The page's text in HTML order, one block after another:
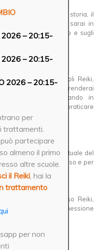
basi del Reiki: la sua storia, il
Al termine, sarai in
livello su te stesso e sugli
di primo livello
ai primi tre simboli Reiki,
loro efficacia. Apprenderai
Livello, lavorando in
imparerai a praticare
di secondo livello
l’aspetto spirituale del
spirituali per te stesso e per
Reiki.
di terzo livello
nel tuo percorso Reiki,
e a una connessione
ti circonda.
2026 – 20:15-
2026 – 20:15-
2026 – 20:15-
per
trattamenti.
partecipare
almeno il primo
altre scuole.
il Reiki , hai la
trattamento
per non